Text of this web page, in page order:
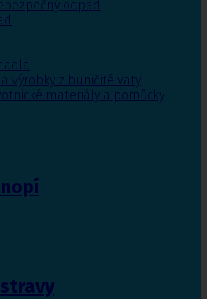
odpad
výrobky z buničité vaty
materiály a pomůcky